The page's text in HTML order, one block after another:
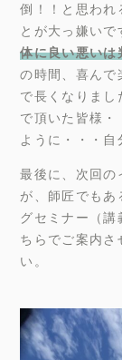
倒！！と思われ
とが大っ嫌い
体に良い悪いは
の時間、喜んで
で長くなりまし
で頂いた皆様・
ように・・・自
最後に、次回の
が、師匠でもあ
グセミナー（講
ちらでご案内さ
い。